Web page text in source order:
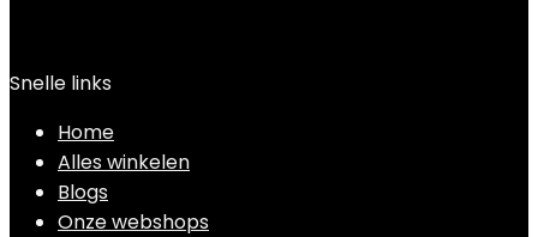
Snelle links
Home
Alles winkelen
Blogs
Onze webshops